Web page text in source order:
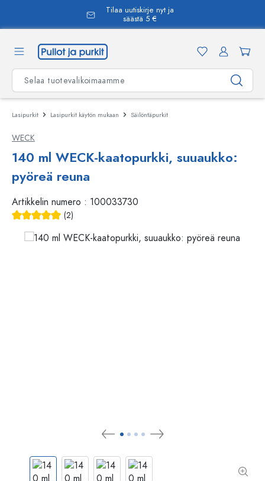
Tilaa uutiskirje nyt ja
säästä 5 €
Lasipurkit Lasipurkit käytön mukaan Säilöntäpurkit
WECK
140 ml WECK-kaatopurkki, suuaukko:
pyöreä reuna
Artikkelin numero : 100033730
(2)